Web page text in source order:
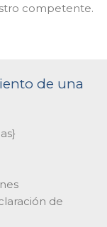
competente.
de una
de